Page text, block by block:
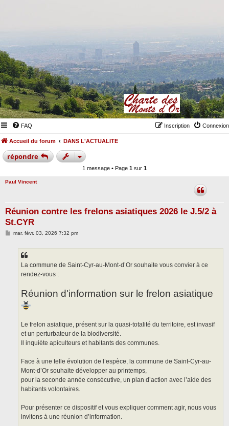
FAQ Connexion
Inscription
Accueil du forum DANS L'ACTUALITE
répondre
1 message • Page 1 sur 1
Paul Vincent
Réunion contre les frelons asiatiques 2026 le J.5/2 à
St.CYR
Mmar. févr. 03, 2026 7:32 pm
La commune de Saint-Cyr-au-Mont-d’Or souhaite vous convier à ce
rendez-vous :
Réunion d'information sur le frelon asiatique
Le frelon asiatique, présent sur la quasi-totalité du territoire, est invasif
et un perturbateur de la biodiversité.
Il inquiète apiculteurs et habitants des communes.
Face à une telle évolution de l’espèce, la commune de Saint-Cyr-au-
Mont-d’Or souhaite développer au printemps,
pour la seconde année consécutive, un plan d’action avec l’aide des
habitants volontaires.
Pour présenter ce dispositif et vous expliquer comment agir, nous vous
invitons à une réunion d’information.